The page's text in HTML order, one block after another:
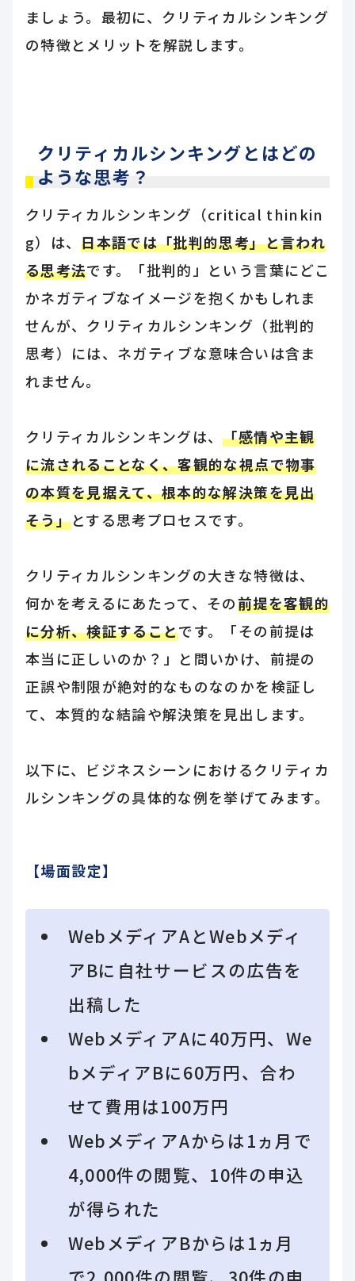
ましょう。最初に、クリティカルシンキング
の特徴とメリットを解説します。
クリティカルシンキングとはどの
ような思考？
クリティカルシンキング（critical thinkin
g）は、日本語では「批判的思考」と言われ
る思考法です。「批判的」という言葉にどこ
かネガティブなイメージを抱くかもしれま
せんが、クリティカルシンキング（批判的
思考）には、ネガティブな意味合いは含ま
れません。
クリティカルシンキングは、「感情や主観
に流されることなく、客観的な視点で物事
の本質を見据えて、根本的な解決策を見出
そう」とする思考プロセスです。
クリティカルシンキングの大きな特徴は、
何かを考えるにあたって、その前提を客観的
に分析、検証することです。「その前提は
本当に正しいのか？」と問いかけ、前提の
正誤や制限が絶対的なものなのかを検証し
て、本質的な結論や解決策を見出します。
以下に、ビジネスシーンにおけるクリティカ
ルシンキングの具体的な例を挙げてみます。
【場面設定】
WebメディアAとWebメディ
アBに自社サービスの広告を
出稿した
WebメディアAに40万円、We
bメディアBに60万円、合わ
せて費用は100万円
WebメディアAからは1ヵ月で
4,000件の閲覧、10件の申込
が得られた
WebメディアBからは1ヵ月